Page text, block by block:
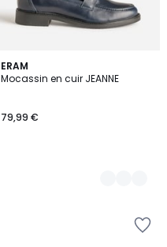
ERAM
Mocassin en cuir JEANNE
79,99 €
4
Couleurs